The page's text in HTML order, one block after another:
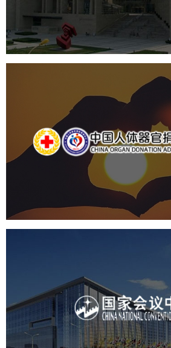
数字博物馆建设
展厅空间设计
产品展厅设计
中国人体器官捐
国企 品牌官网 网
国家会议中
专业服务 网站